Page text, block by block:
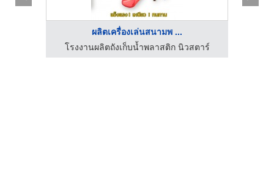
ผลิตเครื่องเล่นสนามพ ...
โรงงานผลิตถังเก็บน้ำพลาสติก นิวสตาร์